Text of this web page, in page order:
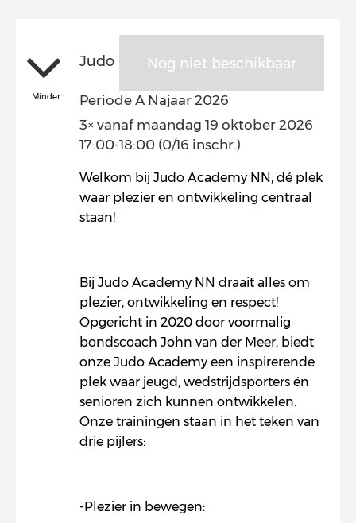
Nog niet beschikbaar
Minder
Judo
Periode A Najaar 2026
3× vanaf maandag 19 oktober 2026
17:00-18:00 (0/16 inschr.)
Welkom bij Judo Academy NN, dé plek
waar plezier en ontwikkeling centraal
staan!
Bij Judo Academy NN draait alles om
plezier, ontwikkeling en respect!
Opgericht in 2020 door voormalig
bondscoach John van der Meer, biedt
onze Judo Academy een inspirerende
plek waar jeugd, wedstrijdsporters én
senioren zich kunnen ontwikkelen.
Onze trainingen staan in het teken van
drie pijlers:
-Plezier in bewegen: